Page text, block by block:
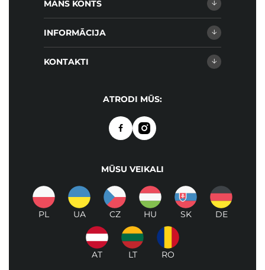
MANS KONTS
INFORMĀCIJA
KONTAKTI
ATRODI MŪS:
MŪSU VEIKALI
PL UA CZ HU SK DE
AT LT RO